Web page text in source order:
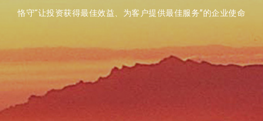
恪守“让投资获得最佳效益、为客户提供最佳服务”的企业使命